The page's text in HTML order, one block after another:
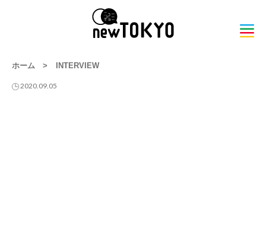
ホーム > INTERVIEW
2020.09.05